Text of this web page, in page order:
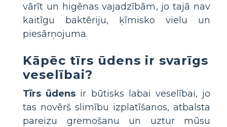
vārīt un higēnas vajadzībām, jo tajā nav
kaitīgu baktēriju, ķīmisko vielu un
piesārņojuma.
Kāpēc tīrs ūdens ir svarīgs
veselībai?
Tīrs ūdens ir būtisks labai veselībai, jo
tas novērš slimību izplatīšanos, atbalsta
pareizu gremošanu un uztur mūsu